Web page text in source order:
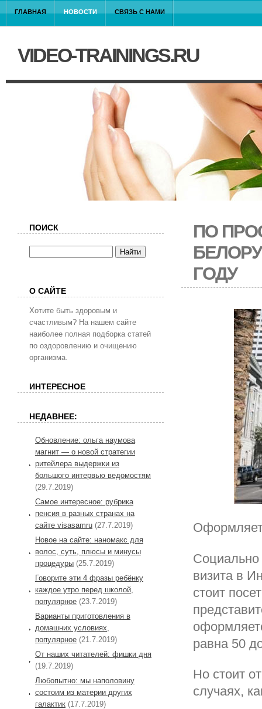
ГЛАВНАЯ НОВОСТИ СВЯЗЬ С НАМИ
VIDEO-TRAININGS.RU
ПО
ГОДУ
Социально
визита в
стоит
равна 50
Но стоит
случаях,
ПОИСК
О САЙТЕ
Хотите быть здоровым и
счастливым? На нашем сайте
наиболее полная подборка статей
по оздоровлению и очищению
организма.
ИНТЕРЕСНОЕ
НЕДАВНЕЕ:
Обновление: ольга наумова
магнит — о новой стратегии
ритейлера выдержки из
большого интервью ведомостям
(29.7.2019)
Самое интересное: рубрика
пенсия в разных странах на
сайте visasamru (27.7.2019)
Новое на сайте: наномакс для
волос, суть, плюсы и минусы
процедуры (25.7.2019)
Говорите эти 4 фразы ребёнку
каждое утро перед школой,
популярное (23.7.2019)
Варианты приготовления в
домашних условиях,
популярное (21.7.2019)
От наших читателей: фишки дня
(19.7.2019)
Любопытно: мы наполовину
состоим из материи других
галактик (17.7.2019)